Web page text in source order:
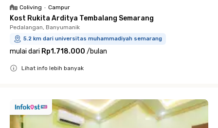
Coliving • Campur
Kost Rukita Arditya Tembalang Semarang
Pedalangan, Banyumanik
5.2 km dari universitas muhammadiyah semarang
mulai dari Rp1.718.000 /bulan
Lihat info lebih banyak